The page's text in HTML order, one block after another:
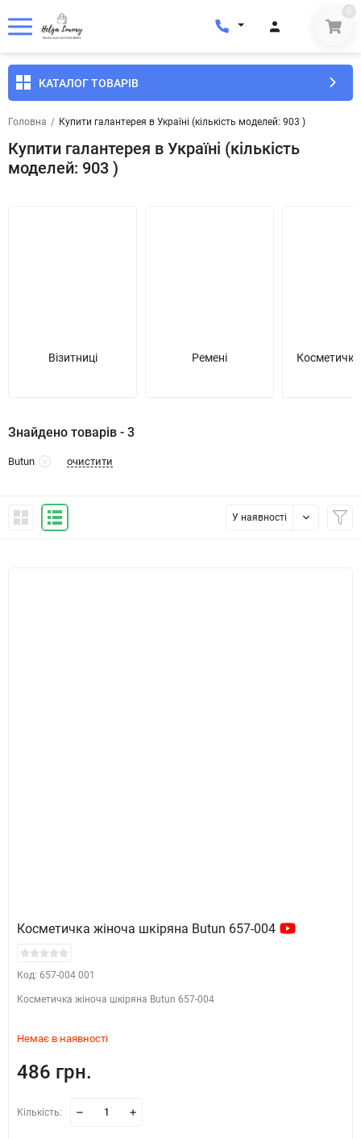
0
КАТАЛОГ ТОВАРІВ
Головна / Купити галантерея в Україні (кількість моделей: 903 )
Купити галантерея в Україні (кількість
моделей: 903 )
Візитниці Ремені Косметички
Знайдено товарів - 3
Butun очистити
У наявності
Косметичка жіноча шкіряна Butun 657-004
Код: 657-004 001
Косметичка жіноча шкіряна Butun 657-004
Немає в наявності
486 грн.
Кількість: